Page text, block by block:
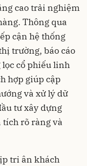
cao trải nghiệm
Thông qua
cận hệ thống
trường, báo cáo
lọc cổ phiếu linh
hợp giúp cập
và xử lý dữ
tư xây dựng
tích rõ ràng và
tri ân khách